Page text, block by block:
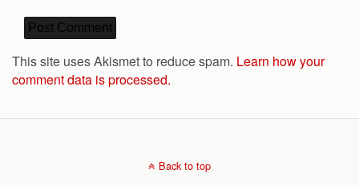
This site uses Akismet to reduce spam. Learn how your
comment data is processed.
Back to top